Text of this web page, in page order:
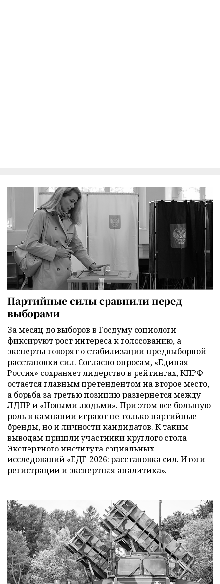
Партийные силы сравнили перед
выборами
За месяц до выборов в Госдуму социологи
фиксируют рост интереса к голосованию, а
эксперты говорят о стабилизации предвыборной
расстановки сил. Согласно опросам, «Единая
Россия» сохраняет лидерство в рейтингах, КПРФ
остается главным претендентом на второе место,
а борьба за третью позицию развернется между
ЛДПР и «Новыми людьми». При этом все большую
роль в кампании играют не только партийные
бренды, но и личности кандидатов. К таким
выводам пришли участники круглого стола
Экспертного института социальных
исследований «ЕДГ-2026: расстановка сил. Итоги
регистрации и экспертная аналитика».